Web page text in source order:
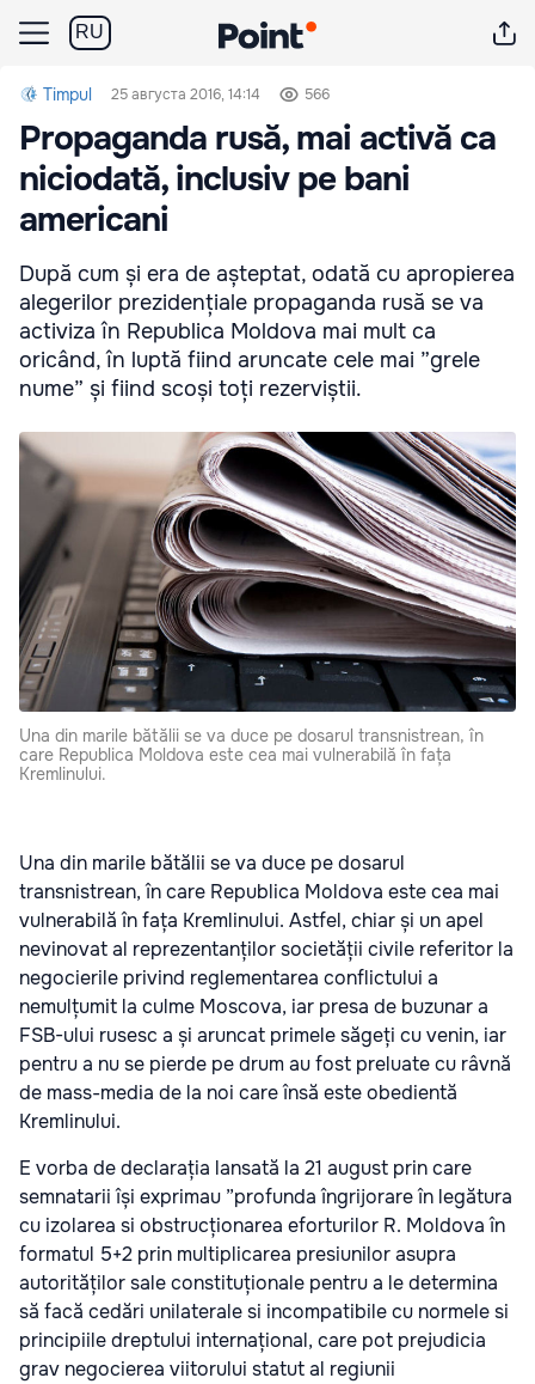
RU
Timpul 25 августа 2016, 14:14 566
Propaganda rusă, mai activă ca
niciodată, inclusiv pe bani
americani
După cum și era de așteptat, odată cu apropierea
alegerilor prezidențiale propaganda rusă se va
activiza în Republica Moldova mai mult ca
oricând, în luptă fiind aruncate cele mai ”grele
nume” și fiind scoși toți rezerviștii.
Una din marile bătălii se va duce pe dosarul transnistrean, în
care Republica Moldova este cea mai vulnerabilă în fața
Kremlinului.
Una din marile bătălii se va duce pe dosarul
transnistrean, în care Republica Moldova este cea mai
vulnerabilă în fața Kremlinului. Astfel, chiar și un apel
nevinovat al reprezentanților societății civile referitor la
negocierile privind reglementarea conflictului a
nemulțumit la culme Moscova, iar presa de buzunar a
FSB-ului rusesc a și aruncat primele săgeți cu venin, iar
pentru a nu se pierde pe drum au fost preluate cu râvnă
de mass-media de la noi care însă este obedientă
Kremlinului.
E vorba de declarația lansată la 21 august prin care
semnatarii își exprimau ”profunda îngrijorare în legătura
cu izolarea si obstrucționarea eforturilor R. Moldova în
formatul 5+2 prin multiplicarea presiunilor asupra
autorităților sale constituționale pentru a le determina
să facă cedări unilaterale si incompatibile cu normele si
principiile dreptului internațional, care pot prejudicia
grav negocierea viitorului statut al regiunii